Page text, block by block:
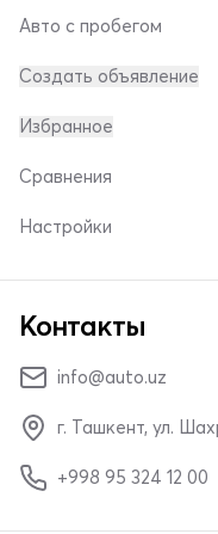
Авто с пробегом
Создать объявление
Избранное
Сравнения
Настройки
Контакты
info@auto.uz
г. Ташкент, ул.
+998 95 324 12 00